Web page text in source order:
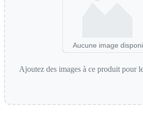
Aucune image
Ajoutez des images à ce produit pour